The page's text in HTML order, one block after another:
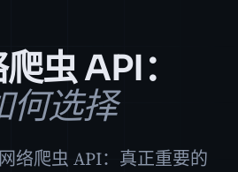
虫 API：
何选择
络爬虫 API：真正重要的